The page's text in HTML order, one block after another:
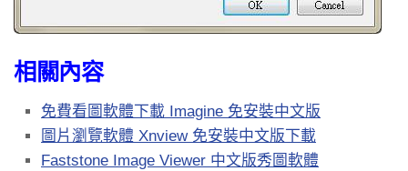
相關內容
免費看圖軟體下載 Imagine 免安裝中文版
圖片瀏覽軟體 Xnview 免安裝中文版下載
Faststone Image Viewer 中文版秀圖軟體